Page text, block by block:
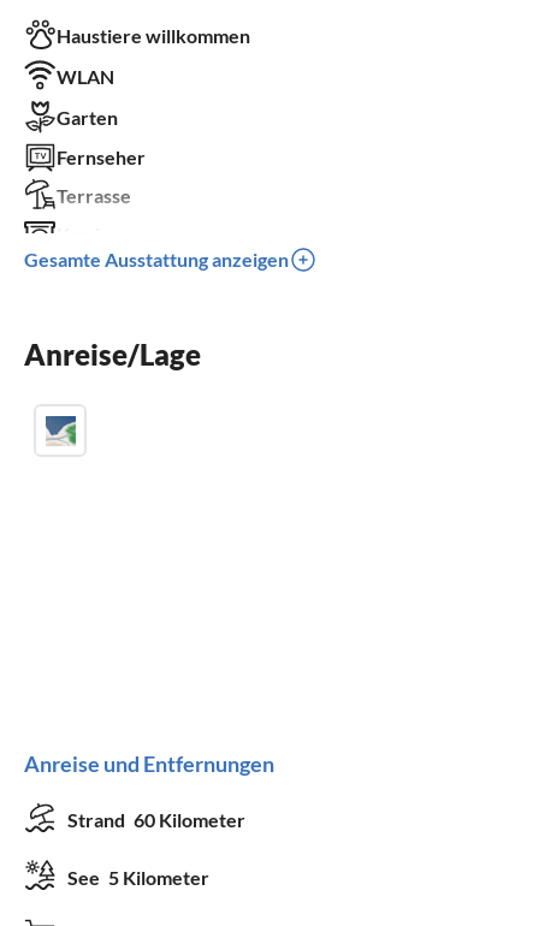
Haustiere willkommen
WLAN
Garten
Fernseher
Terrasse
Balkon
Grill
Gesamte Ausstattung anzeigen
Anreise/Lage
Anreise und Entfernungen
Strand 60 Kilometer
See 5 Kilometer